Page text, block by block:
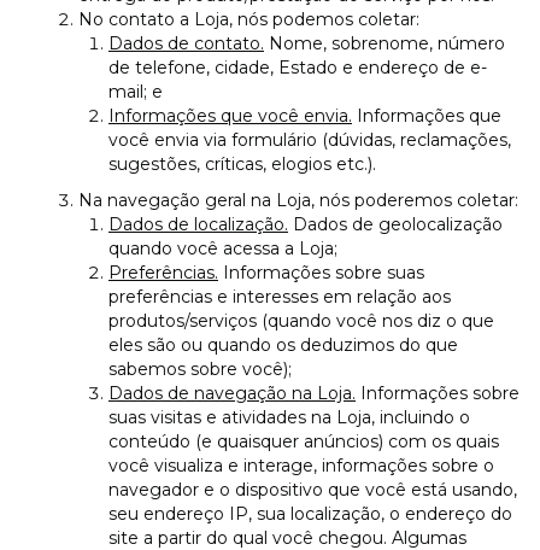
No contato a Loja, nós podemos coletar:
Dados de contato. Nome, sobrenome, número
de telefone, cidade, Estado e endereço de e-
mail; e
Informações que você envia. Informações que
você envia via formulário (dúvidas, reclamações,
sugestões, críticas, elogios etc.).
Na navegação geral na Loja, nós poderemos coletar:
Dados de localização. Dados de geolocalização
quando você acessa a Loja;
Preferências. Informações sobre suas
preferências e interesses em relação aos
produtos/serviços (quando você nos diz o que
eles são ou quando os deduzimos do que
sabemos sobre você);
Dados de navegação na Loja. Informações sobre
suas visitas e atividades na Loja, incluindo o
conteúdo (e quaisquer anúncios) com os quais
você visualiza e interage, informações sobre o
navegador e o dispositivo que você está usando,
seu endereço IP, sua localização, o endereço do
site a partir do qual você chegou. Algumas